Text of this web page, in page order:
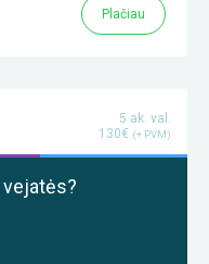
Plačiau
5 ak. val.
130€ (+ PVM)